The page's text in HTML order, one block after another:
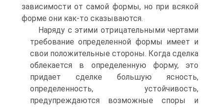
зависимости от самой формы, но при всякой
форме они как-то сказываются.
Наряду с этими отрицательными чертами
требование определенной формы имеет и
свои положительные стороны. Когда сделка
облекается в определенную форму, это
придает сделке большую ясность,
определенность, устойчивость,
предупреждаются возможные споры и